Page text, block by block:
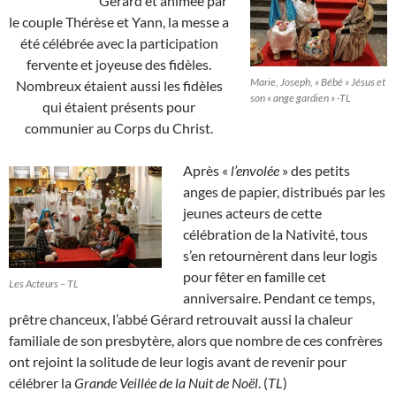
Marie, Joseph, « Bébé » Jésus et
son « ange gardien » -TL
le couple Thérèse et Yann, la messe a
été célébrée avec la participation
fervente et joyeuse des fidèles.
Nombreux étaient aussi les fidèles
qui étaient présents pour
communier au Corps du Christ.
Les Acteurs – TL
Après « l’envolée » des petits
anges de papier, distribués par les
jeunes acteurs de cette
célébration de la Nativité, tous
s’en retournèrent dans leur logis
pour fêter en famille cet
anniversaire. Pendant ce temps,
prêtre chanceux, l’abbé Gérard retrouvait aussi la chaleur
familiale de son presbytère, alors que nombre de ces confrères
ont rejoint la solitude de leur logis avant de revenir pour
célébrer laGrande Veillée de la Nuit de Noël. (TL)